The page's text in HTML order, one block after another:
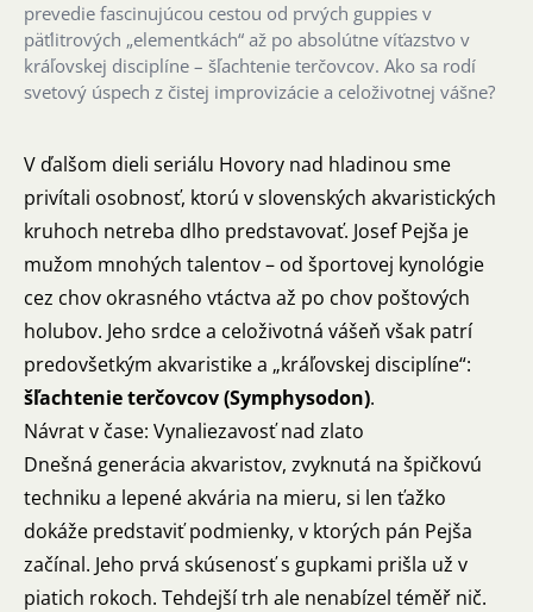
prevedie fascinujúcou cestou od prvých guppies v
päťlitrových „elementkách“ až po absolútne víťazstvo v
kráľovskej disciplíne – šľachtenie terčovcov. Ako sa rodí
svetový úspech z čistej improvizácie a celoživotnej vášne?
V ďalšom dieli seriálu Hovory nad hladinou sme
privítali osobnosť, ktorú v slovenských akvaristických
kruhoch netreba dlho predstavovať. Josef Pejša je
mužom mnohých talentov – od športovej kynológie
cez chov okrasného vtáctva až po chov poštových
holubov. Jeho srdce a celoživotná vášeň však patrí
predovšetkým akvaristike a „kráľovskej disciplíne“:
šľachtenie terčovcov (Symphysodon).
Návrat v čase: Vynaliezavosť nad zlato
Dnešná generácia akvaristov, zvyknutá na špičkovú
techniku a lepené akvária na mieru, si len ťažko
dokáže predstaviť podmienky, v ktorých pán Pejša
začínal. Jeho prvá skúsenosť s gupkami prišla už v
piatich rokoch. Tehdejší trh ale nenabízel téměř nič.